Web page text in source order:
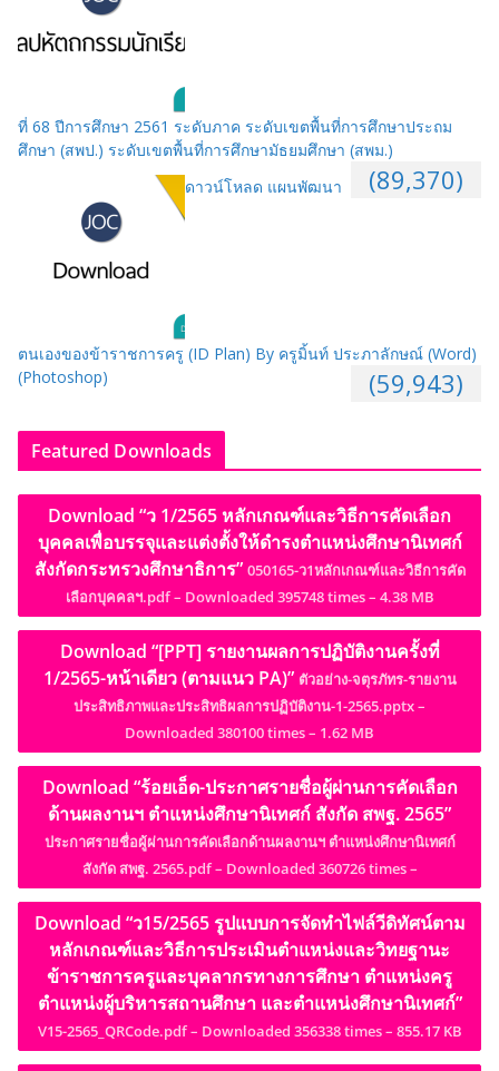
ที่ 68 ปีการศึกษา 2561 ระดับภาค ระดับเขตพื้นที่การศึกษาประถม
ศึกษา (สพป.) ระดับเขตพื้นที่การศึกษามัธยมศึกษา (สพม.)
(89,370)
ดาวน์โหลด แผนพัฒนา
ตนเองของข้าราชการครู (ID Plan) By ครูมิ้นท์ ประภาลักษณ์ (Word)
(Photoshop)
(59,943)
Featured Downloads
Download “ว 1/2565 หลักเกณฑ์และวิธีการคัดเลือก
บุคคลเพื่อบรรจุและแต่งตั้งให้ดำรงตำแหน่งศึกษานิเทศก์
สังกัดกระทรวงศึกษาธิการ” 050165-ว1หลักเกณฑ์และวิธีการคัด
เลือกบุคคลฯ.pdf – Downloaded 395748 times – 4.38 MB
Download “[PPT] รายงานผลการปฏิบัติงานครั้งที่
1/2565-หน้าเดียว (ตามแนว PA)” ตัวอย่าง-จตุรภัทร-รายงาน
ประสิทธิภาพและประสิทธิผลการปฏิบัติงาน-1-2565.pptx –
Downloaded 380100 times – 1.62 MB
Download “ร้อยเอ็ด-ประกาศรายชื่อผู้ผ่านการคัดเลือก
ด้านผลงานฯ ตำแหน่งศึกษานิเทศก์ สังกัด สพฐ. 2565”
ประกาศรายชื่อผู้ผ่านการคัดเลือกด้านผลงานฯ ตำแหน่งศึกษานิเทศก์
สังกัด สพฐ. 2565.pdf – Downloaded 360726 times –
Download “ว15/2565 รูปแบบการจัดทำไฟล์วีดิทัศน์ตาม
หลักเกณฑ์และวิธีการประเมินตำแหน่งและวิทยฐานะ
ข้าราชการครูและบุคลากรทางการศึกษา ตำแหน่งครู
ตำแหน่งผู้บริหารสถานศึกษา และตำแหน่งศึกษานิเทศก์”
V15-2565_QRCode.pdf – Downloaded 356338 times – 855.17 KB